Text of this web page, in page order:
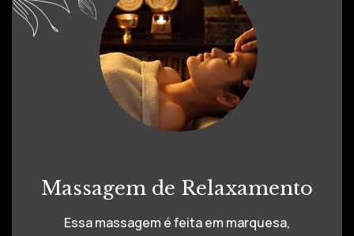
Massagem de Relaxamento
Essa massagem é feita em marquesa,